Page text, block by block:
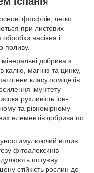
фосфітів, легко
при листових
насіння і
поливу.
добрива з
калію, магнію та цинку,
класу ооміцетів
імунітету
рухливість іон-
та рівномірному
елементів добрива по
вплив
фітоалексинів
потужну
стійкість рослин до